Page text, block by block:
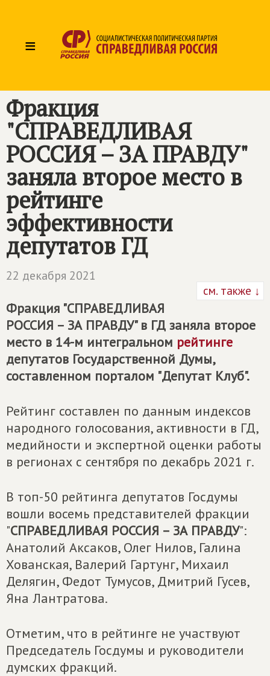
≡
Фракция
"СПРАВЕДЛИВАЯ
РОССИЯ – ЗА ПРАВДУ"
заняла второе место в
рейтинге
эффективности
депутатов ГД
22 декабря 2021
см. также ↓
Фракция "СПРАВЕДЛИВАЯ
РОССИЯ – ЗА ПРАВДУ" в ГД заняла второе
место в 14-м интегральном рейтинге
депутатов Государственной Думы,
составленном порталом "Депутат Клуб".
Рейтинг составлен по данным индексов
народного голосования, активности в ГД,
медийности и экспертной оценки работы
в регионах с сентября по декабрь 2021 г.
В топ-50 рейтинга депутатов Госдумы
вошли восемь представителей фракции
"СПРАВЕДЛИВАЯ РОССИЯ – ЗА ПРАВДУ":
Анатолий Аксаков, Олег Нилов, Галина
Хованская, Валерий Гартунг, Михаил
Делягин, Федот Тумусов, Дмитрий Гусев,
Яна Лантратова.
Отметим, что в рейтинге не участвуют
Председатель Госдумы и руководители
думских фракций.